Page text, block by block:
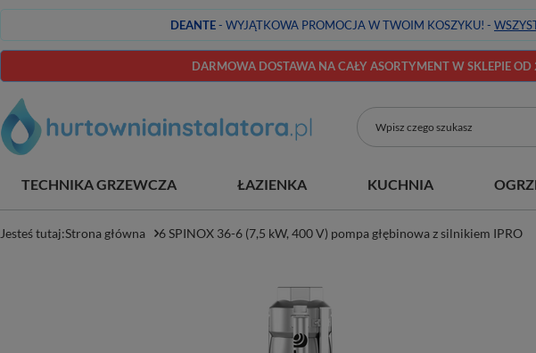
DEANTE- WYJĄTKOWA PROMOCJA W TWOIM KOSZYKU! -
DARMOWA DOSTAWA NA CAŁY ASORTYMENT W SKLEPIE OD
TECHNIKA GRZEWCZA ŁAZIENKA KUCHNIA
Jesteś tutaj:Strona główna 6 SPINOX 36-6 (7,5 kW, 400 V) pompa głębinowa z silnikiem IPRO